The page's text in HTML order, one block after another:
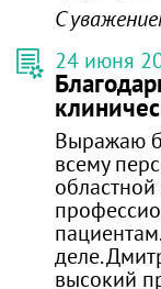
С
24 июня
Выражаю
всему
деле.
высокий